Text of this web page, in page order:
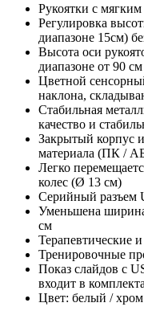
Рукоятки с
Регулировка
диапазоне 15см)
Высота оси
диапазоне от 90
Цветной
наклона,
Стабильная
качество и
Закрытый корпус
материала (ПК /
Легко
колес (Ø 13 см)
Серийный разъем
Уменьшена
см
Терапевтические
Тренировочные
Показ слайдов с
входит в
Цвет: белый /